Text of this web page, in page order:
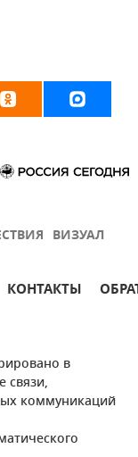
ВИЗУАЛ
КОНТАКТЫ
в
связи,
коммуникаций